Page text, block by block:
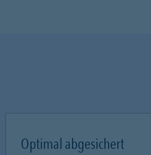
Optimal abgesichert